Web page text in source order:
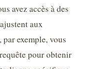
avez accès à des
aux
exemple, vous
pour obtenir